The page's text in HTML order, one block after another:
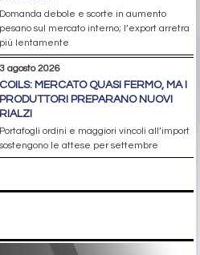
Domanda debole e scorte in aumento
pesano sul mercato interno; l’export arretra
più lentamente
3 agosto 2026
COILS: MERCATO QUASI FERMO, MA I
PRODUTTORI PREPARANO NUOVI
RIALZI
Portafogli ordini e maggiori vincoli all’import
sostengono le attese per settembre